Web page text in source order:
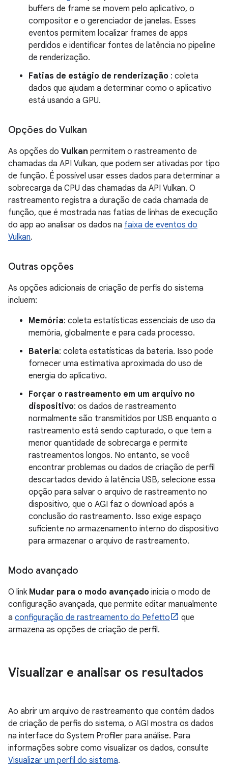
buffers de frame se movem pelo aplicativo, o
compositor e o gerenciador de janelas. Esses
eventos permitem localizar frames de apps
perdidos e identificar fontes de latência no pipeline
de renderização.
Fatias de estágio de renderização : coleta
dados que ajudam a determinar como o aplicativo
está usando a GPU.
Opções do Vulkan
As opções do Vulkan permitem o rastreamento de
chamadas da API Vulkan, que podem ser ativadas por tipo
de função. É possível usar esses dados para determinar a
sobrecarga da CPU das chamadas da API Vulkan. O
rastreamento registra a duração de cada chamada de
função, que é mostrada nas fatias de linhas de execução
do app ao analisar os dados na faixa de eventos do
Vulkan.
Outras opções
As opções adicionais de criação de perfis do sistema
incluem:
Memória: coleta estatísticas essenciais de uso da
memória, globalmente e para cada processo.
Bateria: coleta estatísticas da bateria. Isso pode
fornecer uma estimativa aproximada do uso de
energia do aplicativo.
Forçar o rastreamento em um arquivo no
dispositivo: os dados de rastreamento
normalmente são transmitidos por USB enquanto o
rastreamento está sendo capturado, o que tem a
menor quantidade de sobrecarga e permite
rastreamentos longos. No entanto, se você
encontrar problemas ou dados de criação de perfil
descartados devido à latência USB, selecione essa
opção para salvar o arquivo de rastreamento no
dispositivo, que o AGI faz o download após a
conclusão do rastreamento. Isso exige espaço
suficiente no armazenamento interno do dispositivo
para armazenar o arquivo de rastreamento.
Modo avançado
O link Mudar para o modo avançado inicia o modo de
configuração avançada, que permite editar manualmente
a configuração de rastreamento do Pefetto
que
armazena as opções de criação de perfil.
Visualizar e analisar os resultados
Ao abrir um arquivo de rastreamento que contém dados
de criação de perfis do sistema, o AGI mostra os dados
na interface do System Profiler para análise. Para
informações sobre como visualizar os dados, consulte
Visualizar um perfil do sistema.